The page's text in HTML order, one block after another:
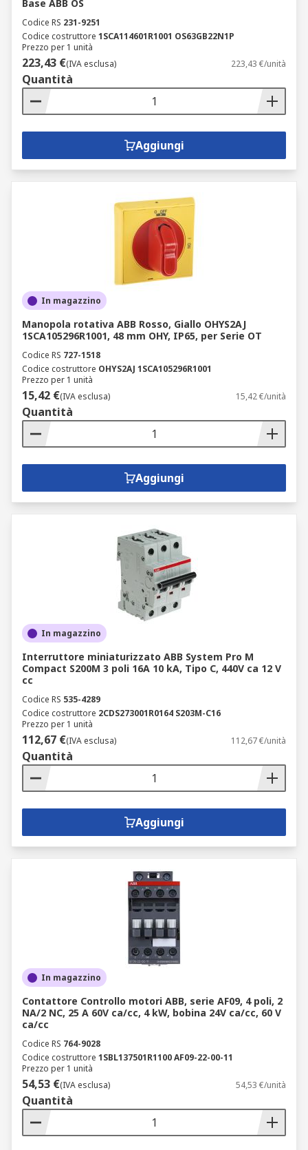
Base ABB OS
Codice RS 231-9251
Codice costruttore 1SCA114601R1001 OS63GB22N1P
Prezzo per 1 unità
223,43 €(IVA esclusa) 223,43 €/unità
Quantità
Aggiungi
In magazzino
Manopola rotativa ABB Rosso, Giallo OHYS2AJ
1SCA105296R1001, 48 mm OHY, IP65, per Serie OT
Codice RS 727-1518
Codice costruttore OHYS2AJ 1SCA105296R1001
Prezzo per 1 unità
15,42 €(IVA esclusa) 15,42 €/unità
Quantità
Aggiungi
In magazzino
Interruttore miniaturizzato ABB System Pro M
Compact S200M 3 poli 16A 10 kA, Tipo C, 440V ca 12 V
cc
Codice RS 535-4289
Codice costruttore 2CDS273001R0164 S203M-C16
Prezzo per 1 unità
112,67 €(IVA esclusa) 112,67 €/unità
Quantità
Aggiungi
In magazzino
Contattore Controllo motori ABB, serie AF09, 4 poli, 2
NA/2 NC, 25 A 60V ca/cc, 4 kW, bobina 24V ca/cc, 60 V
ca/cc
Codice RS 764-9028
Codice costruttore 1SBL137501R1100 AF09-22-00-11
Prezzo per 1 unità
54,53 €(IVA esclusa) 54,53 €/unità
Quantità